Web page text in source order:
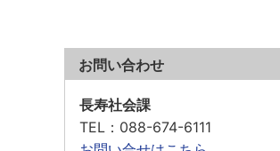
お問い合わせ
長寿社会課
TEL ：088-674-6111